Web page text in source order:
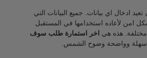
ادخال اي بيانات. جميع البيانات التي
امن لأعاده استخدامها في المستقبل
مختلفة. هذه هي
اخر استمارة طلب سوف
وواضحة وضوح الشمس.